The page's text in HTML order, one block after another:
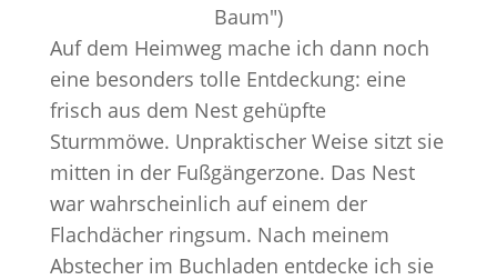
Baum")
Auf dem Heimweg mache ich dann noch
eine besonders tolle Entdeckung: eine
frisch aus dem Nest gehüpfte
Sturmmöwe. Unpraktischer Weise sitzt sie
mitten in der Fußgängerzone. Das Nest
war wahrscheinlich auf einem der
Flachdächer ringsum. Nach meinem
Abstecher im Buchladen entdecke ich sie